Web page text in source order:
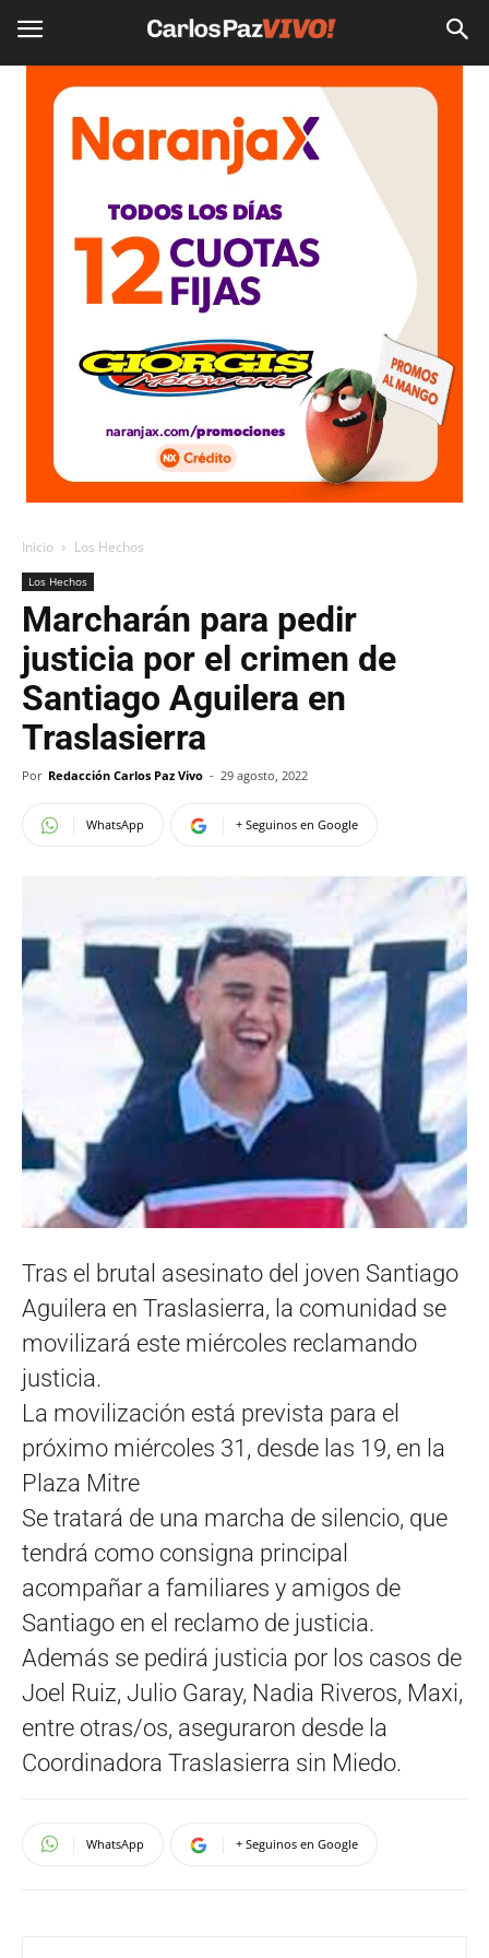
Inicio Los Hechos
Los Hechos
Marcharán para pedir
justicia por el crimen de
Santiago Aguilera en
Traslasierra
Por Redacción Carlos Paz Vivo - 29 agosto, 2022
WhatsApp + Seguinos en Google
Tras el brutal asesinato del joven Santiago
Aguilera en Traslasierra, la comunidad se
movilizará este miércoles reclamando
justicia.
La movilización está prevista para el
próximo miércoles 31, desde las 19, en la
Plaza Mitre
Se tratará de una marcha de silencio, que
tendrá como consigna principal
acompañar a familiares y amigos de
Santiago en el reclamo de justicia.
Además se pedirá justicia por los casos de
Joel Ruiz, Julio Garay, Nadia Riveros, Maxi,
entre otras/os, aseguraron desde la
Coordinadora Traslasierra sin Miedo.
WhatsApp + Seguinos en Google